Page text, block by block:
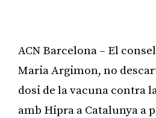
ACN Barcelona – El
Maria Argimon, no
dosi de la vacuna contra
amb Hipra a Catalunya a